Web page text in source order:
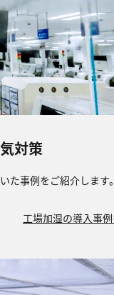
対策
た事例をご紹介します
工場加湿の導入事